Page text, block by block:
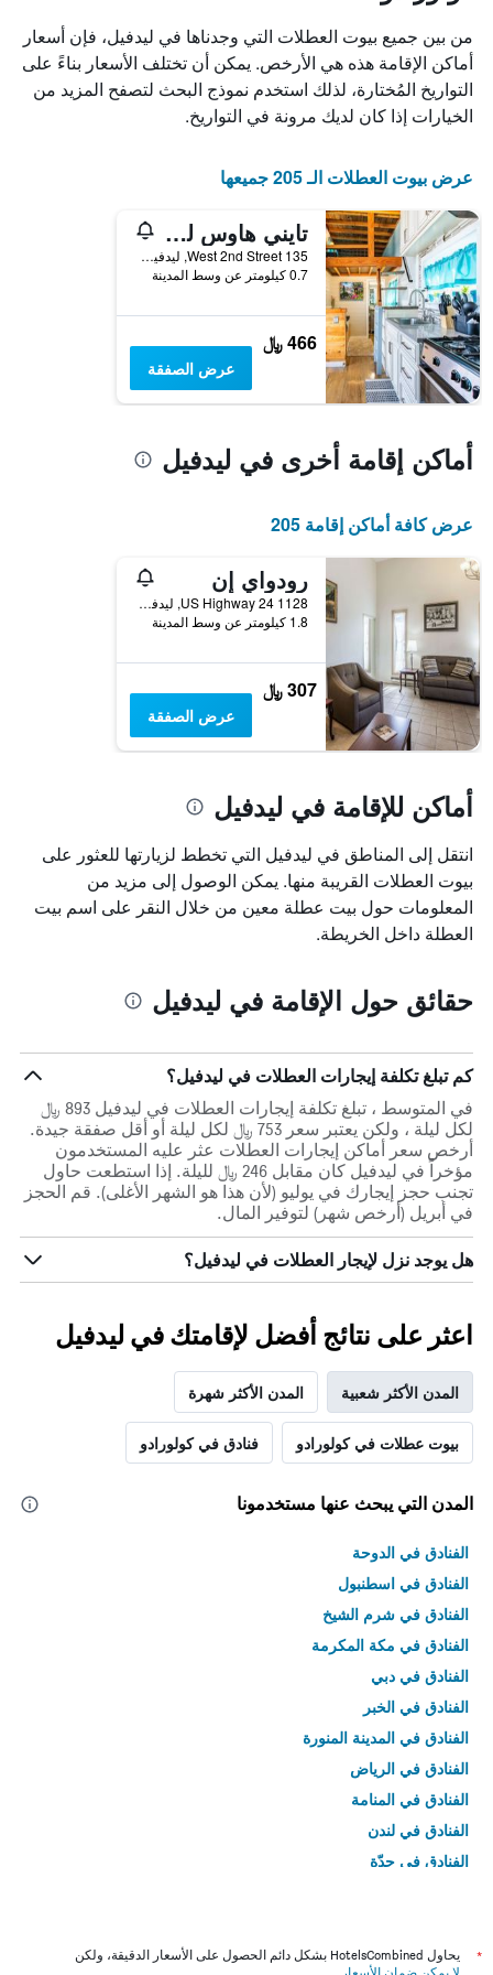
يعرض
أيام
الأسبوع.
يتضمن
المخطط
محور
Y
الذي
يعرض
متوسط
سعر
غرفة
من بين جميع بيوت العطلات التي وجدناها في ليدفيل، فإن أسعار
أماكن الإقامة هذه هي الأرخص. يمكن أن تختلف الأسعار بناءً على
التواريخ المُختارة، لذلك استخدم نموذج البحث لتصفح المزيد من
الخيارات إذا كان لديك مرونة في التواريخ.
عرض بيوت العطلات الـ 205 جميعها
تايني هاوس ليدفيل
135 West 2nd Street, ليدفيل, CO, الولايات المتحدة الأميريكية
0.7 كيلومتر عن وسط المدينة
466 ﷼
عرض الصفقة
أماكن إقامة أخرى في ليدفيل
عرض كافة أماكن إقامة 205
رودواي إن
1128 US Highway 24, ليدفيل, CO, الولايات المتحدة الأميريكية
1.8 كيلومتر عن وسط المدينة
307 ﷼
عرض الصفقة
أماكن للإقامة في ليدفيل
انتقل إلى المناطق في ليدفيل التي تخطط لزيارتها للعثور على
بيوت العطلات القريبة منها. يمكن الوصول إلى مزيد من
المعلومات حول بيت عطلة معين من خلال النقر على اسم بيت
العطلة داخل الخريطة.
حقائق حول الإقامة في ليدفيل
كم تبلغ تكلفة إيجارات العطلات في ليدفيل؟
في المتوسط ، تبلغ تكلفة إيجارات العطلات في ليدفيل 893 ﷼
لكل ليلة ، ولكن يعتبر سعر 753 ﷼ لكل ليلة أو أقل صفقة جيدة.
أرخص سعر أماكن إيجارات العطلات عثر عليه المستخدمون
مؤخراً في ليدفيل كان مقابل 246 ﷼ لليلة. إذا استطعت حاول
تجنب حجز إيجارك في يوليو (لأن هذا هو الشهر الأغلى). قم الحجز
في أبريل (أرخص شهر) لتوفير المال.
هل يوجد نزل لإيجار العطلات في ليدفيل؟
اعثر على نتائج أفضل لإقامتك في ليدفيل
المدن الأكثر شعبية المدن الأكثر شهرة
بيوت عطلات في كولورادو فنادق في كولورادو
المدن التي يبحث عنها مستخدمونا
الفنادق في الدوحة
الفنادق في اسطنبول
الفنادق في شرم الشيخ
الفنادق في مكة المكرمة
الفنادق في دبي
الفنادق في الخبر
الفنادق في المدينة المنورة
الفنادق في الرياض
الفنادق في المنامة
الفنادق في لندن
الفنادق في جدّة
*
يحاول HotelsCombined بشكل دائم الحصول على الأسعار الدقيقة، ولكن